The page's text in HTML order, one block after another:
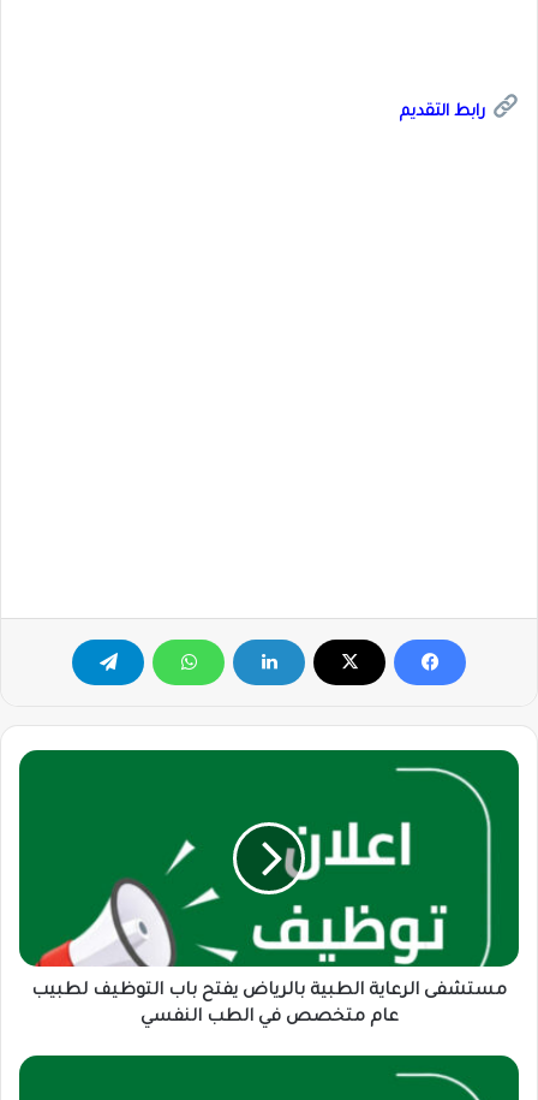
رابط التقديم
مستشفى
الطبية
عام
متخصص
النفسي
مستشفى الرعاية الطبية بالرياض يفتح باب التوظيف لطبيب
عام متخصص في الطب النفسي
شاغر
وظيفي